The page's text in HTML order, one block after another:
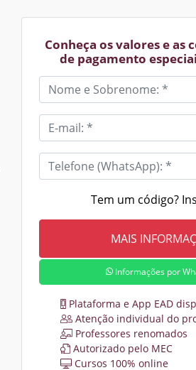
Conheça os valores e as
de pagamento
Tem um código?
Informações por
Plataforma e App EAD
Atenção individual do
Professores renomados
Autorizado pelo MEC
Cursos 100% online